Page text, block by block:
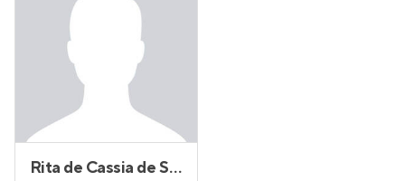
Rita de Cassia de Souza Oliveira